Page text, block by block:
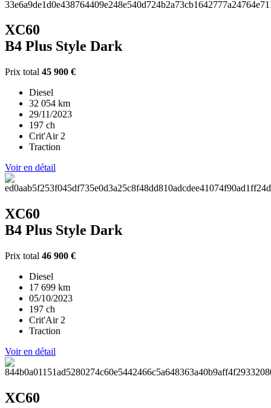
XC60
B4 Plus Style Dark
Prix total 45 900 €
Diesel
32 054 km
29/11/2023
197 ch
Crit'Air 2
Traction
Voir en détail
XC60
B4 Plus Style Dark
Prix total 46 900 €
Diesel
17 699 km
05/10/2023
197 ch
Crit'Air 2
Traction
Voir en détail
XC60